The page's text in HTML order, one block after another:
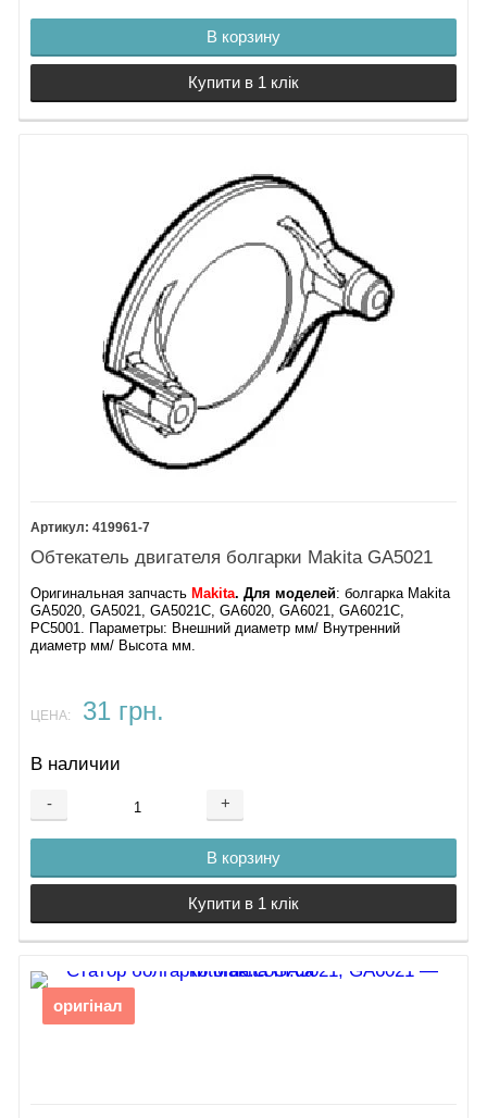
В корзину
Купити в 1 клік
419961-7
Обтекатель двигателя болгарки Makita GA5021
Оригинальная запчасть Makita. Для моделей: болгарка Makita
GA5020, GA5021, GA5021C, GA6020, GA6021, GA6021C,
PC5001. Параметры: Внешний диаметр мм/ Внутренний
диаметр мм/ Высота мм.
ЦЕНА: 31 грн.
В наличии
- +
В корзину
Купити в 1 клік
оригінал